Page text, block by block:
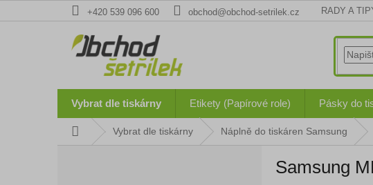
na
+420 539 096 600 obchod@obchod-setrilek.cz RADY A
Vybrat dle tiskárny Etikety (Papírové role) Pásky do
Domů Vybrat dle tiskárny Náplně do tiskáren Samsung
Samsung